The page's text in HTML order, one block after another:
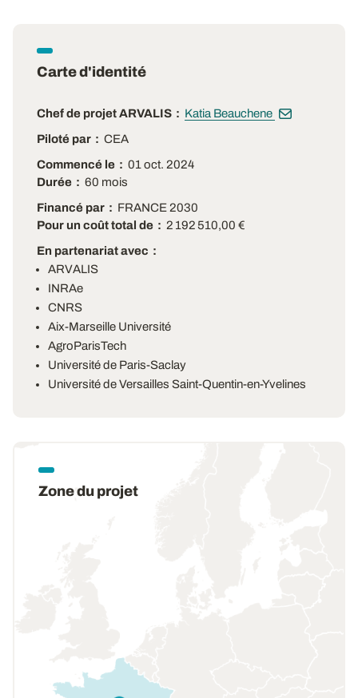
Carte d'identité
Chef de projet ARVALIS
Katia Beauchene
Piloté par
CEA
Commencé le
01 oct. 2024
Durée
60 mois
Financé par
FRANCE 2030
Pour un coût total de
2 192 510,00 €
En partenariat avec
ARVALIS
INRAe
CNRS
Aix-Marseille Université
AgroParisTech
Université de Paris-Saclay
Université de Versailles Saint-Quentin-en-Yvelines
Zone du projet